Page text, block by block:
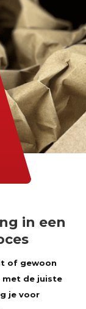
in een
of gewoon
met de juiste
je voor